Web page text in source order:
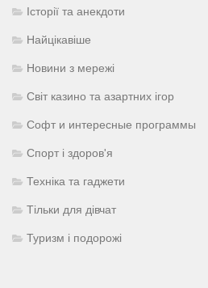
Історії та анекдоти
Найцікавіше
Новини з мережі
Світ казино та азартних ігор
Софт и интересные программы
Спорт і здоров'я
Техніка та гаджети
Тільки для дівчат
Туризм і подорожі